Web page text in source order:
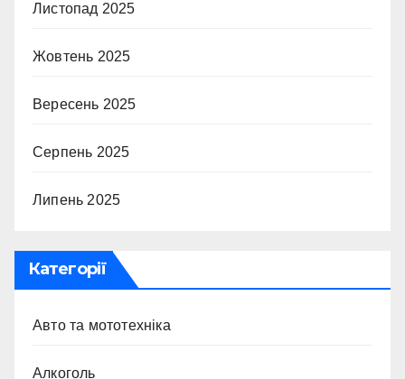
Листопад 2025
Жовтень 2025
Вересень 2025
Серпень 2025
Липень 2025
Категорії
Авто та мототехніка
Алкоголь